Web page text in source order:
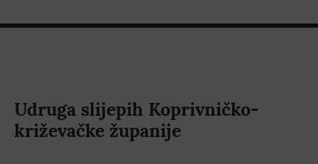
Udruga slijepih Koprivničko-
križevačke županije